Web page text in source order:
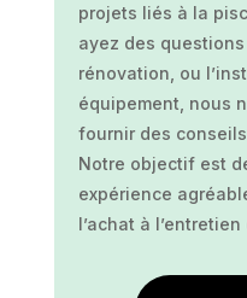
projets liés à la
ayez des
rénovation, ou
équipement, nous
fournir des
Notre objectif est
expérience
l’achat à